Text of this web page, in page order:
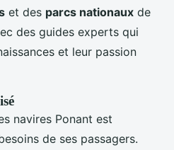
et des parcs nationaux de
des guides experts qui
et leur passion
navires Ponant est
de ses passagers.